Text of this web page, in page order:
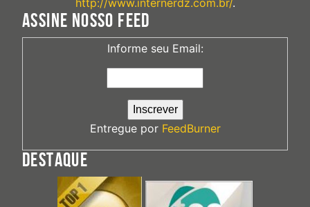
http://www.internerdz.com.br/.
ASSINE NOSSO FEED
Informe seu Email:
Entregue por FeedBurner
DESTAQUE